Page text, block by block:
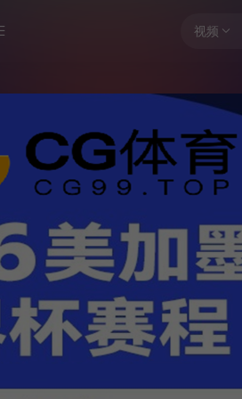
视频